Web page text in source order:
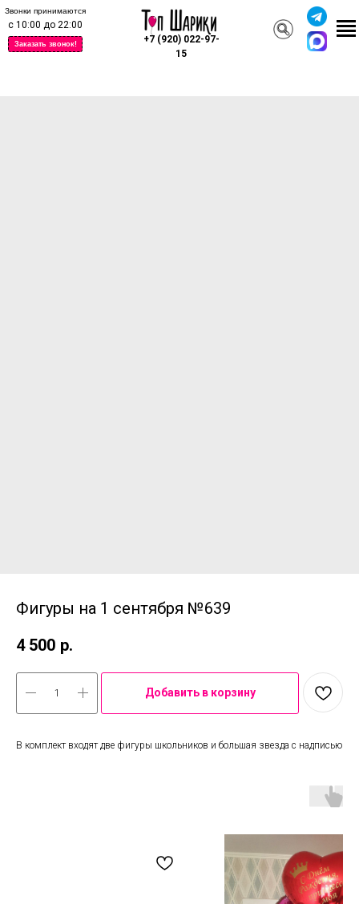
+7 (920) 022-97-
15
Заказать звонок!
Звонки принимаются
с 10:00 до 22:00
Фигуры на 1 сентября №639
4 500 р.
Добавить в корзину
В комплект входят две фигуры школьников и большая звезда с надписью